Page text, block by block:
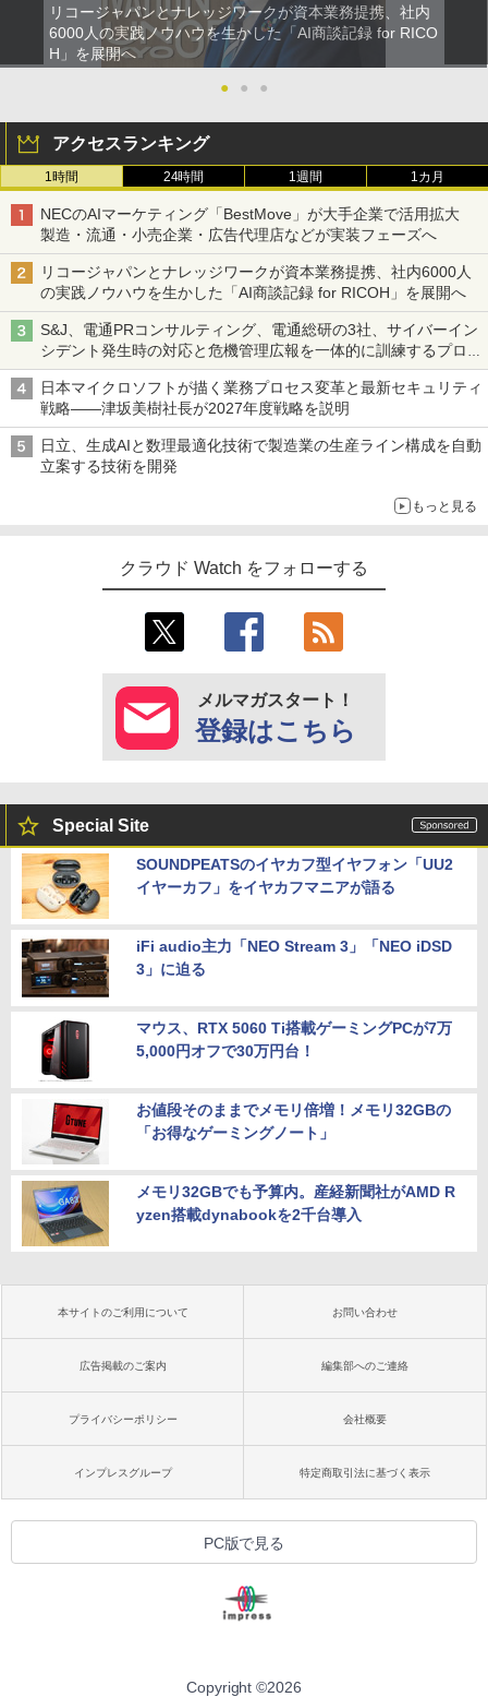
リコージャパンとナレッジワークが資本業務提携、社内
6000人の実践ノウハウを生かした「AI商談記録 for RICO
H」を展開へ
●
● ●
アクセスランキング
1時間 24時間 1週間 1カ月
NECのAIマーケティング「BestMove」が大手企業で活用拡大
製造・流通・小売企業・広告代理店などが実装フェーズへ
リコージャパンとナレッジワークが資本業務提携、社内6000人
の実践ノウハウを生かした「AI商談記録 for RICOH」を展開へ
S&J、電通PRコンサルティング、電通総研の3社、サイバーイン
シデント発生時の対応と危機管理広報を一体的に訓練するプログ
ラムを提供
日本マイクロソフトが描く業務プロセス変革と最新セキュリティ
戦略――津坂美樹社長が2027年度戦略を説明
日立、生成AIと数理最適化技術で製造業の生産ライン構成を自動
立案する技術を開発
もっと見る
クラウド Watch をフォローする
メルマガスタート！
登録はこちら
Special Site
SOUNDPEATSのイヤカフ型イヤフォン「UU2
イヤーカフ」をイヤカフマニアが語る
iFi audio主力「NEO Stream 3」「NEO iDSD
3」に迫る
マウス、RTX 5060 Ti搭載ゲーミングPCが7万
5,000円オフで30万円台！
お値段そのままでメモリ倍増！メモリ32GBの
「お得なゲーミングノート」
メモリ32GBでも予算内。産経新聞社がAMD R
yzen搭載dynabookを2千台導入
本サイトのご利用について お問い合わせ
広告掲載のご案内 編集部へのご連絡
プライバシーポリシー 会社概要
インプレスグループ 特定商取引法に基づく表示
PC版で見る
Copyright ©2026